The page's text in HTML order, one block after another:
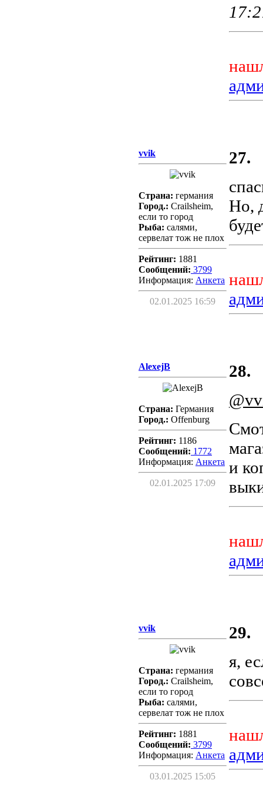
vvik
Страна: германия
Город.: Crailsheim,
если то город
Рыба: салями,
сервелат тож не плох
Рейтинг: 1881
Сообщений: 3799
Информация: Aнкета
02.01.2025 16:59
27.
Но,
AlexejB
Страна: Германия
Город.: Offenburg
Рейтинг: 1186
Сообщений: 1772
Информация: Aнкета
02.01.2025 17:09
28.
и
vvik
Страна: германия
Город.: Crailsheim,
если то город
Рыба: салями,
сервелат тож не плох
Рейтинг: 1881
Сообщений: 3799
Информация: Aнкета
03.01.2025 15:05
29.
я,